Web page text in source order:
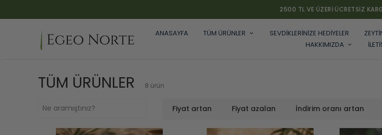
2500 TL VE ÜZERI ÜCRETSIZ
ANASAYFA TÜM ÜRÜNLER SEVDİKLERİNİZE HEDİYELER
HAKKIMIZDA
TÜM ÜRÜNLER 8 ürün
Fiyat artan Fiyat azalan İndirim oranı artan